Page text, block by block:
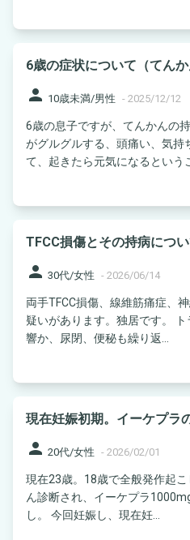
6歳の症状について（てんか
person 10歳未満/男性 - 2025/12/12
6歳の息子ですが、てんかんの
がグルグルする、頭痛い、気持
て、起きたら元気になるというこ
TFCC損傷とその持病につ
person 30代/女性 - 2026/06/14
両手TFCC損傷、線維筋痛症、
疑いがあります。独居です。 トラマール、トラムセットの影
響か、尿閉、便秘も繰り返...
現在妊娠初期。イーケプラ
person 20代/女性 - 2026/02/01
現在23歳。18歳で全般発作起
ん診断され、イーケプラ
し。 今回妊娠し、現在妊...